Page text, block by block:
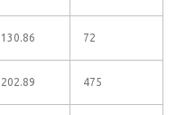
130.86 72
202.89 475